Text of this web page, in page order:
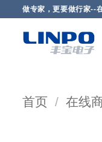
做专家，更要做行家--
首页 / 在线